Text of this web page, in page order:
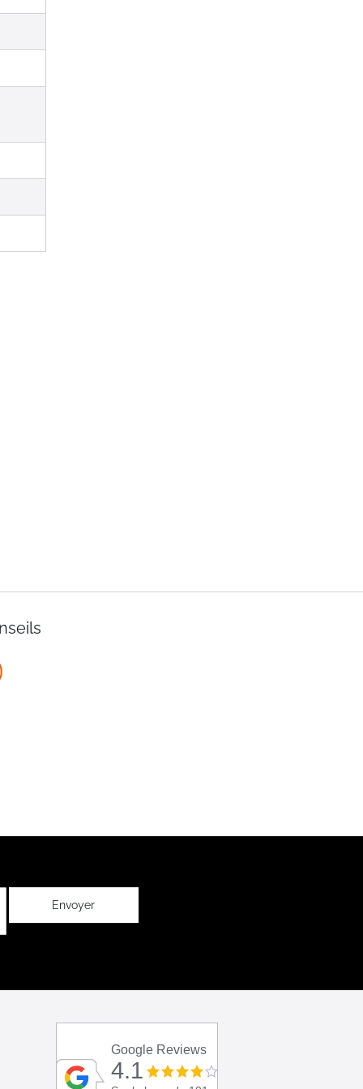
Envoyer
Google Reviews
4.1